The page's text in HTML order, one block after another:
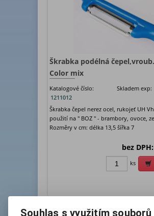
Škrabka podélná
Color mix
Katalogové číslo:
1211012
Skladem exp:
Škrabka čepel nerez ocel, rukojeť UH
použití na " BOZ " - brambory, ovoce,
Rozměry v cm: délka 13,5 šířka 7
bez DPH:
ks
Souhlas s využitím